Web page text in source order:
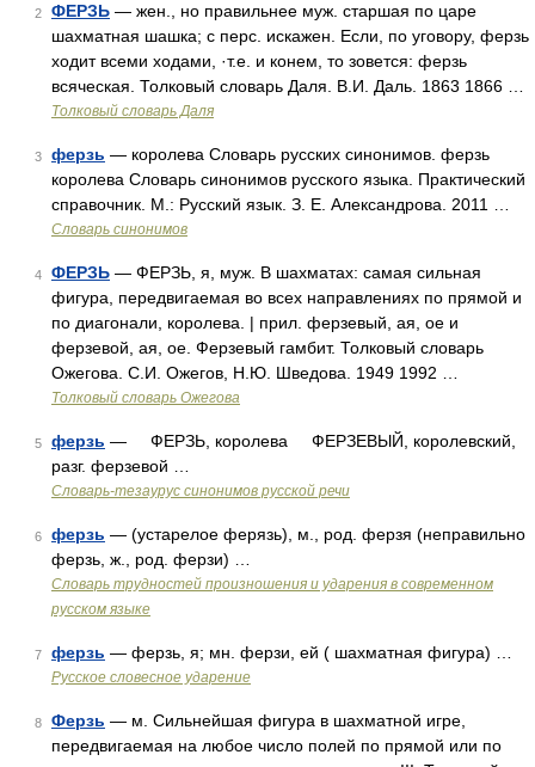
2 ФЕРЗЬ — жен., но правильнее муж. старшая по царе
шахматная шашка; с перс. искажен. Если, по уговору, ферзь
ходит всеми ходами, ·т.е. и конем, то зовется: ферзь
всяческая. Толковый словарь Даля. В.И. Даль. 1863 1866 …
Толковый словарь Даля
3 ферзь — королева Словарь русских синонимов. ферзь
королева Словарь синонимов русского языка. Практический
справочник. М.: Русский язык. З. Е. Александрова. 2011 …
Словарь синонимов
4 ФЕРЗЬ — ФЕРЗЬ, я, муж. В шахматах: самая сильная
фигура, передвигаемая во всех направлениях по прямой и
по диагонали, королева. | прил. ферзевый, ая, ое и
ферзевой, ая, ое. Ферзевый гамбит. Толковый словарь
Ожегова. С.И. Ожегов, Н.Ю. Шведова. 1949 1992 …
Толковый словарь Ожегова
5 ферзь — ФЕРЗЬ, королева ФЕРЗЕВЫЙ, королевский,
разг. ферзевой …
Словарь-тезаурус синонимов русской речи
6 ферзь — (устарелое ферязь), м., род. ферзя (неправильно
ферзь, ж., род. ферзи) …
Словарь трудностей произношения и ударения в современном
русском языке
7 ферзь — ферзь, я; мн. ферзи, ей ( шахматная фигура) …
Русское словесное ударение
8 Ферзь — м. Сильнейшая фигура в шахматной игре,
передвигаемая на любое число полей по прямой или по